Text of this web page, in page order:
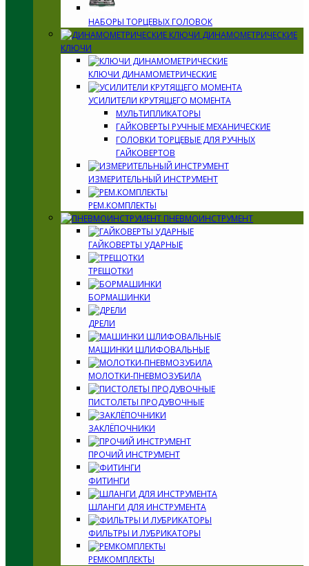
НАБОРЫ ТОРЦЕВЫХ ГОЛОВОК
ДИНАМОМЕТРИЧЕСКИЕ
КЛЮЧИ
КЛЮЧИ ДИНАМОМЕТРИЧЕСКИЕ
УСИЛИТЕЛИ КРУТЯЩЕГО МОМЕНТА
МУЛЬТИПЛИКАТОРЫ
ГАЙКОВЕРТЫ РУЧНЫЕ МЕХАНИЧЕСКИЕ
ГОЛОВКИ ТОРЦЕВЫЕ ДЛЯ РУЧНЫХ
ГАЙКОВЕРТОВ
ИЗМЕРИТЕЛЬНЫЙ ИНСТРУМЕНТ
РЕМ.КОМПЛЕКТЫ
ПНЕВМОИНСТРУМЕНТ
ГАЙКОВЕРТЫ УДАРНЫЕ
ТРЕЩОТКИ
БОРМАШИНКИ
ДРЕЛИ
МАШИНКИ ШЛИФОВАЛЬНЫЕ
МОЛОТКИ-ПНЕВМОЗУБИЛА
ПИСТОЛЕТЫ ПРОДУВОЧНЫЕ
ЗАКЛЁПОЧНИКИ
ПРОЧИЙ ИНСТРУМЕНТ
ФИТИНГИ
ШЛАНГИ ДЛЯ ИНСТРУМЕНТА
ФИЛЬТРЫ И ЛУБРИКАТОРЫ
РЕМКОМПЛЕКТЫ